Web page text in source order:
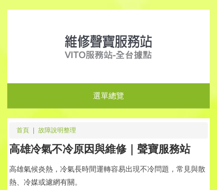
選單總覽
首頁 ｜ 故障說明整理
高雄冷氣不冷原因與維修｜聲寶服務站
高雄氣候炎熱，冷氣長時間運轉容易出現不冷問題，常見與散
熱、冷媒或濾網有關。